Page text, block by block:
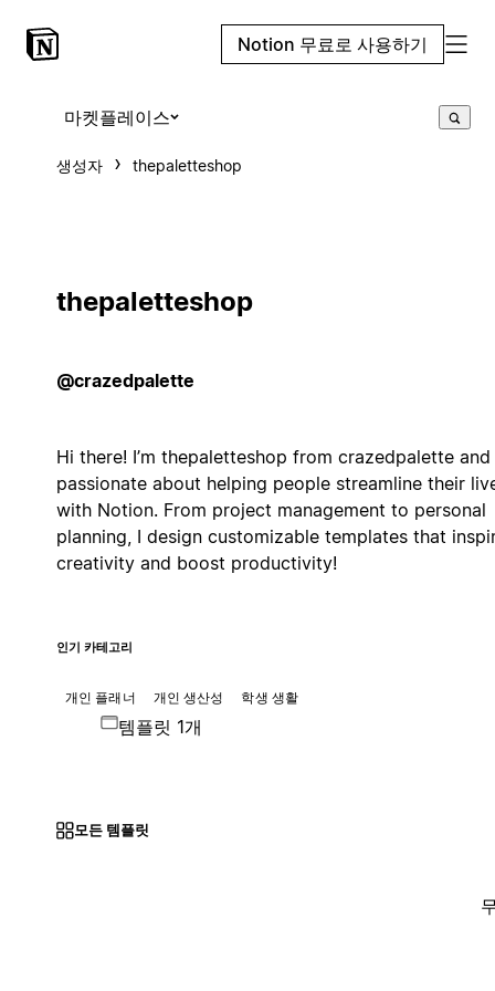
Notion 무료로 사용하기
마켓플레이스
생성자 thepaletteshop
thepaletteshop
@crazedpalette
Hi there! I’m thepaletteshop from crazedpalette and
passionate about helping people streamline their
with Notion. From project management to personal
planning, I design customizable templates that
creativity and boost productivity!
인기 카테고리
개인 플래너 개인 생산성 학생 생활
템플릿 1개
모든 템플릿